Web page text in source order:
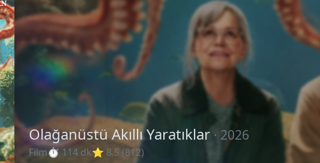
Olağanüstü Akıllı Yaratıklar · 2026
Film⏱ 114 dk⭐ 8.5 (812)